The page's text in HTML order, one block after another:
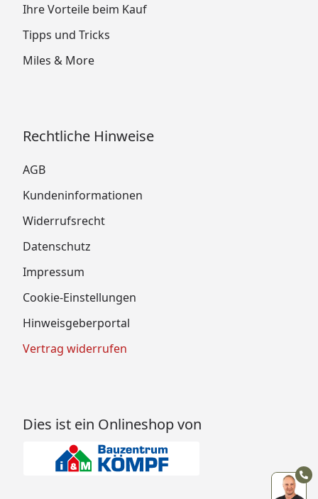
Ihre Vorteile beim Kauf
Tipps und Tricks
Miles & More
Rechtliche Hinweise
AGB
Kundeninformationen
Widerrufsrecht
Datenschutz
Impressum
Cookie-Einstellungen
Hinweisgeberportal
Vertrag widerrufen
Dies ist ein Onlineshop von